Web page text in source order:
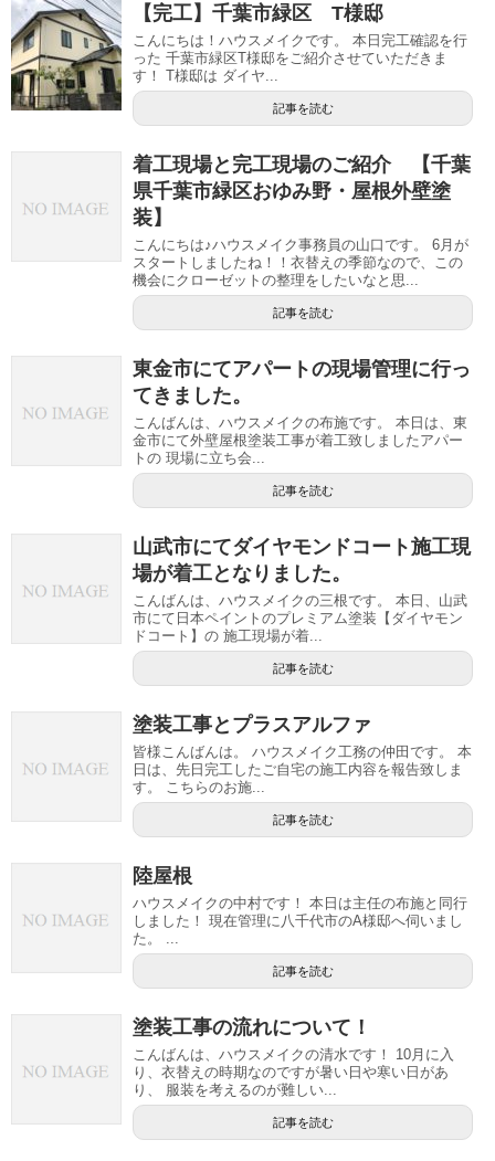
【完工】千葉市緑区 T様邸
こんにちは！ハウスメイクです。 本日完工確認を行
った 千葉市緑区T様邸をご紹介させていただきま
す！ T様邸は ダイヤ...
記事を読む
着工現場と完工現場のご紹介 【千葉
県千葉市緑区おゆみ野・屋根外壁塗
装】
こんにちは♪ハウスメイク事務員の山口です。 6月が
スタートしましたね！！衣替えの季節なので、この
機会にクローゼットの整理をしたいなと思...
記事を読む
東金市にてアパートの現場管理に行っ
てきました。
こんばんは、ハウスメイクの布施です。 本日は、東
金市にて外壁屋根塗装工事が着工致しましたアパー
トの 現場に立ち会...
記事を読む
山武市にてダイヤモンドコート施工現
場が着工となりました。
こんばんは、ハウスメイクの三根です。 本日、山武
市にて日本ペイントのプレミアム塗装【ダイヤモン
ドコート】の 施工現場が着...
記事を読む
塗装工事とプラスアルファ
皆様こんばんは。 ハウスメイク工務の仲田です。 本
日は、先日完工したご自宅の施工内容を報告致しま
す。 こちらのお施...
記事を読む
陸屋根
ハウスメイクの中村です！ 本日は主任の布施と同行
しました！ 現在管理に八千代市のA様邸へ伺いまし
た。 ...
記事を読む
塗装工事の流れについて！
こんばんは、ハウスメイクの清水です！ 10月に入
り、衣替えの時期なのですが暑い日や寒い日があ
り、 服装を考えるのが難しい...
記事を読む